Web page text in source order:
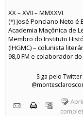
XX – XVII – MMXXVI
(*) José Ponciano Neto
Academia Maçônica de
Membro do Instituto
(IHGMC) – colunista
98,0 FM e colaborador
Siga pelo Twitter